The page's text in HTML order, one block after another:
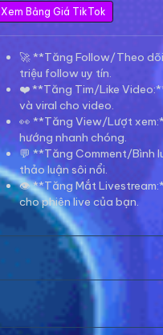
Xem Bảng Giá TikTok
🚀 **Tăng Follow/Theo
triệu follow uy tín.
❤️ **Tăng Tim/Like
và viral cho video.
👀 **Tăng View/Lượt
hướng nhanh chóng.
💬 **Tăng Comment/Bình
thảo luận sôi nổi.
👁️ **Tăng Mắt
cho phiên live của bạn.